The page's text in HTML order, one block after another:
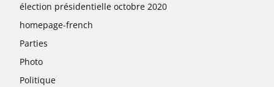
élection présidentielle octobre 2020
homepage-french
Parties
Photo
Politique